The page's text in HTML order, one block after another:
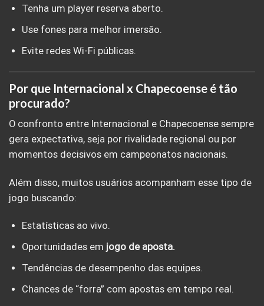
Tenha um player reserva aberto.
Use fones para melhor imersão.
Evite redes Wi-Fi públicas.
Por que Internacional x Chapecoense é tão
procurado?
O confronto entre Internacional e Chapecoense sempre
gera expectativa, seja por rivalidade regional ou por
momentos decisivos em campeonatos nacionais.
Além disso, muitos usuários acompanham esse tipo de
jogo buscando:
Estatísticas ao vivo.
Oportunidades em jogo de aposta.
Tendências de desempenho das equipes.
Chances de “forra” com apostas em tempo real.